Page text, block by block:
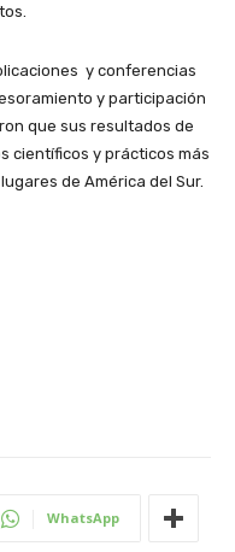
y conferencias
y participación
que sus resultados de
científicos y prácticos más
de América del Sur.
WhatsApp